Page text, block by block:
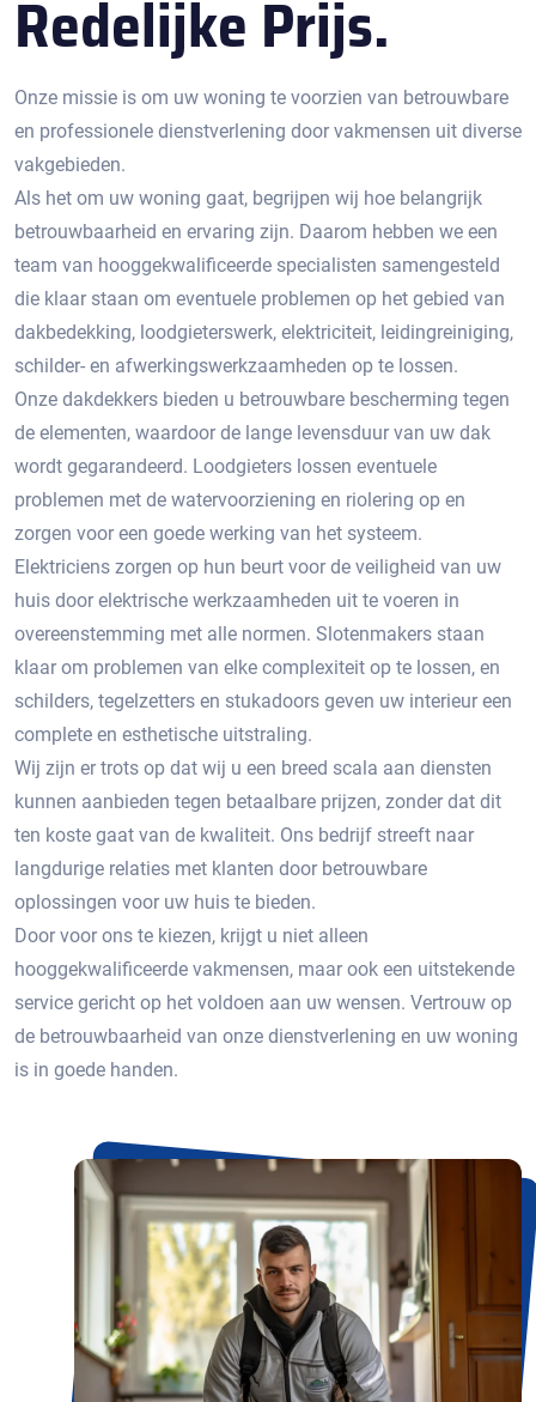
Redelijke Prijs.
Onze missie is om uw woning te voorzien van betrouwbare
en professionele dienstverlening door vakmensen uit diverse
vakgebieden.
Als het om uw woning gaat, begrijpen wij hoe belangrijk
betrouwbaarheid en ervaring zijn. Daarom hebben we een
team van hooggekwalificeerde specialisten samengesteld
die klaar staan om eventuele problemen op het gebied van
dakbedekking, loodgieterswerk, elektriciteit, leidingreiniging,
schilder- en afwerkingswerkzaamheden op te lossen.
Onze dakdekkers bieden u betrouwbare bescherming tegen
de elementen, waardoor de lange levensduur van uw dak
wordt gegarandeerd. Loodgieters lossen eventuele
problemen met de watervoorziening en riolering op en
zorgen voor een goede werking van het systeem.
Elektriciens zorgen op hun beurt voor de veiligheid van uw
huis door elektrische werkzaamheden uit te voeren in
overeenstemming met alle normen. Slotenmakers staan ​​
klaar om problemen van elke complexiteit op te lossen, en
schilders, tegelzetters en stukadoors geven uw interieur een
complete en esthetische uitstraling.
Wij zijn er trots op dat wij u een breed scala aan diensten
kunnen aanbieden tegen betaalbare prijzen, zonder dat dit
ten koste gaat van de kwaliteit. Ons bedrijf streeft naar
langdurige relaties met klanten door betrouwbare
oplossingen voor uw huis te bieden.
Door voor ons te kiezen, krijgt u niet alleen
hooggekwalificeerde vakmensen, maar ook een uitstekende
service gericht op het voldoen aan uw wensen. Vertrouw op
de betrouwbaarheid van onze dienstverlening en uw woning
is in goede handen.